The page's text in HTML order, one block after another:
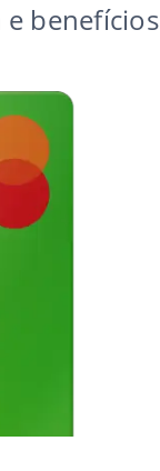
benefícios